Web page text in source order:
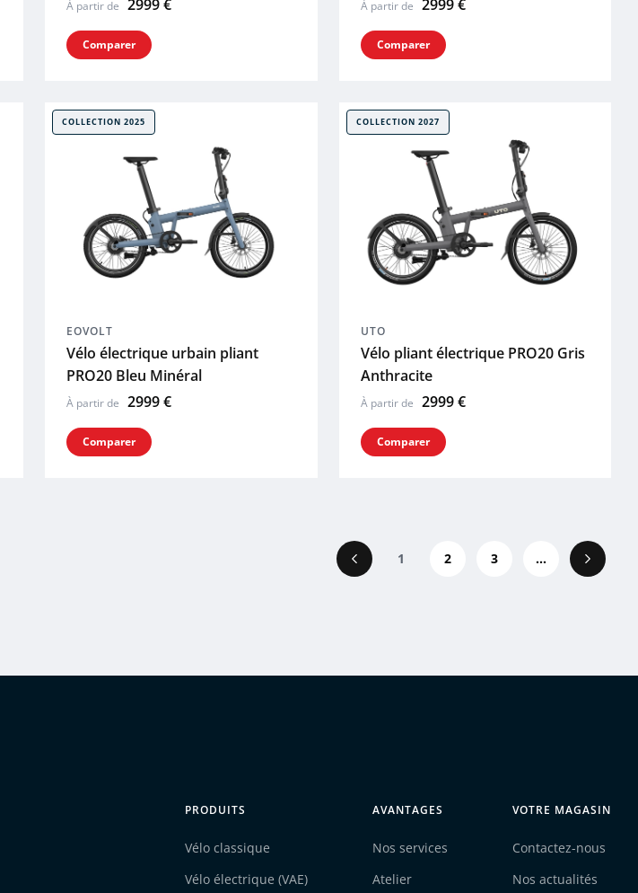
À partir de 2999 €
Comparer
À partir de 2999 €
Comparer
COLLECTION 2025
EOVOLT
Vélo électrique urbain pliant
PRO20 Bleu Minéral
À partir de 2999 €
Comparer
COLLECTION 2027
UTO
Vélo pliant électrique PRO20 Gris
Anthracite
À partir de 2999 €
Comparer
Précédent
1 2 3 ...
Suivant
PRODUITS
Vélo classique
Vélo électrique (VAE)
AVANTAGES
Nos services
Atelier
VOTRE MAGASIN
Contactez-nous
Nos actualités